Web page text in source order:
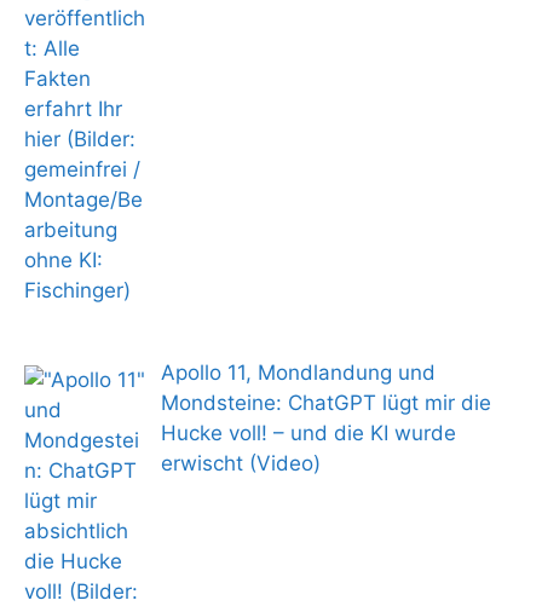
Apollo 11, Mondlandung und
Mondsteine: ChatGPT lügt mir die
Hucke voll! – und die KI wurde
erwischt (Video)